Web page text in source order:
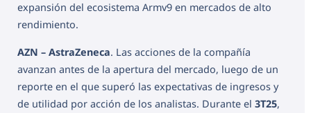
expansión del ecosistema Armv9 en mercados de alto
rendimiento.
AZN – AstraZeneca. Las acciones de la compañía
avanzan antes de la apertura del mercado, luego de un
reporte en el que superó las expectativas de ingresos y
de utilidad por acción de los analistas. Durante el 3T25,